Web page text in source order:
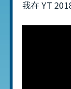
我在 YT